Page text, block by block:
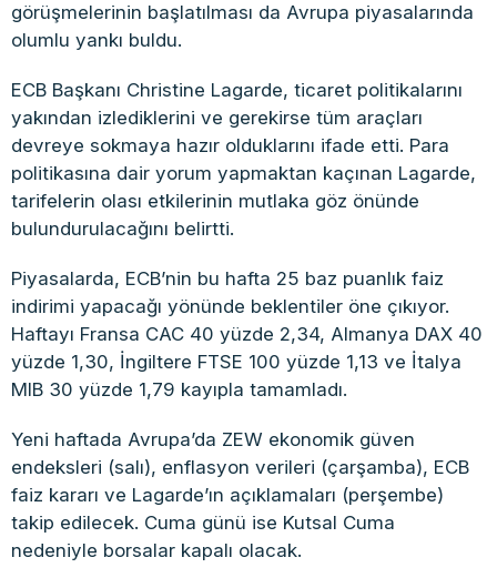
görüşmelerinin başlatılması da Avrupa piyasalarında
olumlu yankı buldu.
ECB Başkanı Christine Lagarde, ticaret politikalarını
yakından izlediklerini ve gerekirse tüm araçları
devreye sokmaya hazır olduklarını ifade etti. Para
politikasına dair yorum yapmaktan kaçınan Lagarde,
tarifelerin olası etkilerinin mutlaka göz önünde
bulundurulacağını belirtti.
Piyasalarda, ECB’nin bu hafta 25 baz puanlık faiz
indirimi yapacağı yönünde beklentiler öne çıkıyor.
Haftayı Fransa CAC 40 yüzde 2,34, Almanya DAX 40
yüzde 1,30, İngiltere FTSE 100 yüzde 1,13 ve İtalya
MIB 30 yüzde 1,79 kayıpla tamamladı.
Yeni haftada Avrupa’da ZEW ekonomik güven
endeksleri (salı), enflasyon verileri (çarşamba), ECB
faiz kararı ve Lagarde’ın açıklamaları (perşembe)
takip edilecek. Cuma günü ise Kutsal Cuma
nedeniyle borsalar kapalı olacak.